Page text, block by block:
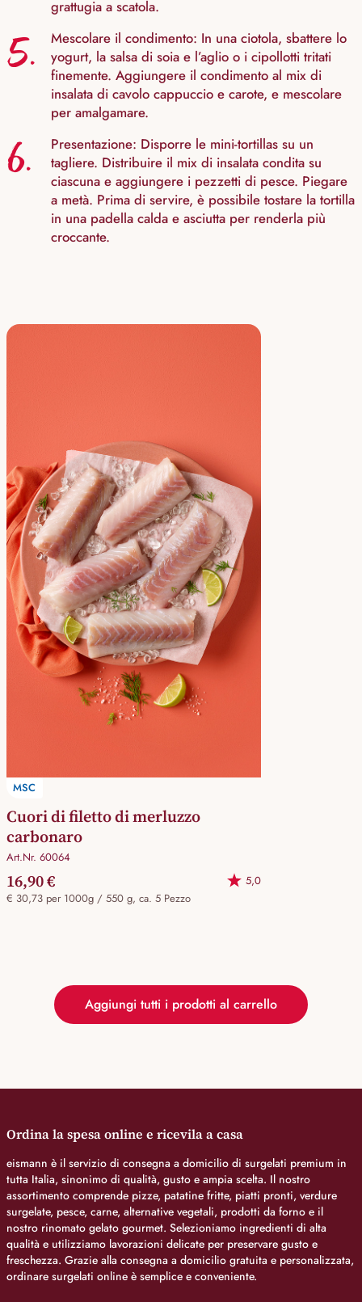
grattugia a scatola.
5.
Mescolare il condimento: In una ciotola, sbattere lo
yogurt, la salsa di soia e l’aglio o i cipollotti tritati
finemente. Aggiungere il condimento al mix di
insalata di cavolo cappuccio e carote, e mescolare
per amalgamare.
6.
Presentazione: Disporre le mini-tortillas su un
tagliere. Distribuire il mix di insalata condita su
ciascuna e aggiungere i pezzetti di pesce. Piegare
a metà. Prima di servire, è possibile tostare la tortilla
in una padella calda e asciutta per renderla più
croccante.
MSC
Cuori di filetto di merluzzo
carbonaro
Art.Nr. 60064
16,90 €
5,0
€ 30,73 per 1000g / 550 g, ca. 5 Pezzo
Aggiungi tutti i prodotti al carrello
Ordina la spesa online e ricevila a casa
eismann è il servizio di consegna a domicilio di surgelati premium in
tutta Italia, sinonimo di qualità, gusto e ampia scelta. Il nostro
assortimento comprende pizze, patatine fritte, piatti pronti, verdure
surgelate, pesce, carne, alternative vegetali, prodotti da forno e il
nostro rinomato gelato gourmet. Selezioniamo ingredienti di alta
qualità e utilizziamo lavorazioni delicate per preservare gusto e
freschezza. Grazie alla consegna a domicilio gratuita e personalizzata,
ordinare surgelati online è semplice e conveniente.